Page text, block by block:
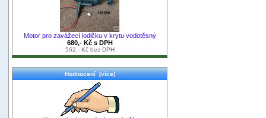
Motor pro zavážecí lodičku v krytu vodotěsný
680,- Kč s DPH
562,- Kč bez DPH
Hodnocení [více]